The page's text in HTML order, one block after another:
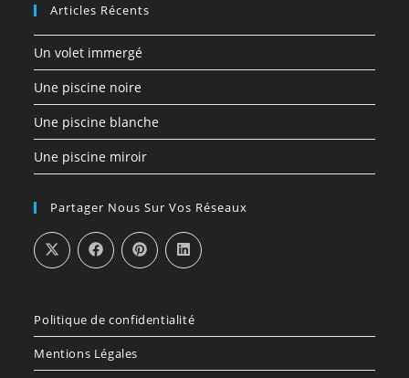
Articles Récents
Un volet immergé
Une piscine noire
Une piscine blanche
Une piscine miroir
Partager Nous Sur Vos Réseaux
Politique de confidentialité
Mentions Légales